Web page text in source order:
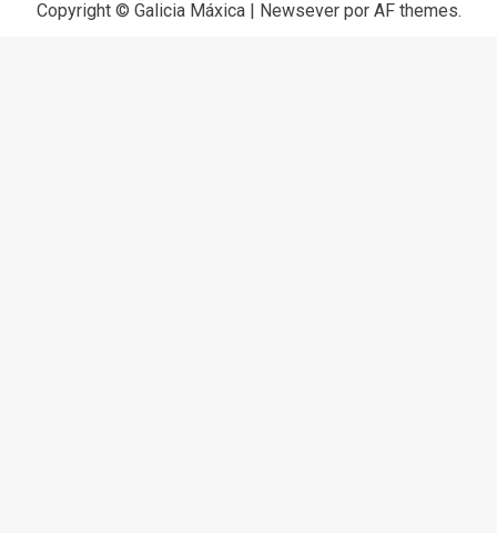
Copyright © Galicia Máxica | Newseverpor AF themes.